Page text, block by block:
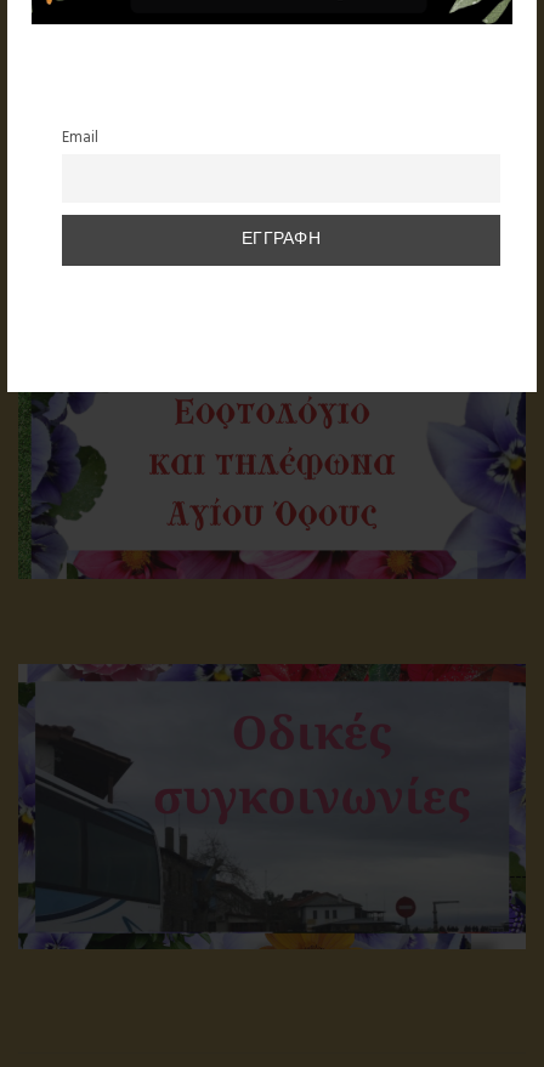
Email